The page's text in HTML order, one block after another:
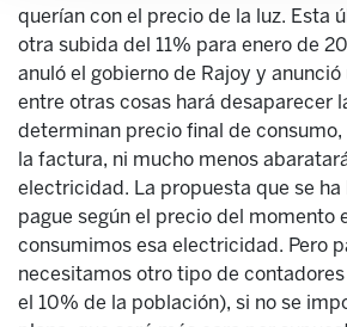
querían con el precio de la luz. Esta
otra subida del 11% para enero de
anuló el gobierno de Rajoy y
entre otras cosas hará desaparecer
determinan precio final de
la factura, ni mucho menos
electricidad. La propuesta que se ha
pague según el precio del momento
consumimos esa electricidad. Pero
necesitamos otro tipo de
el 10% de la población), si no se